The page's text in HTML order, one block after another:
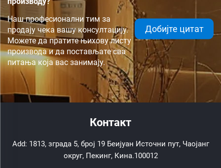
Наш професионални тим за
продају чека вашу консултацију.
Можете да пратите њихову листу
производа и да постављате сва
питања која вас занимају.
Добијте цитат
Контакт
Add: 1813, зграда 5, број 19 Беијуан Источни пут, Чаојанг
округ, Пекинг, Кина.100012